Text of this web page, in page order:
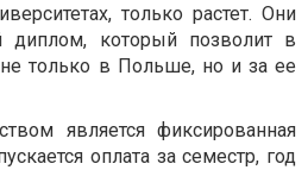
только растет. Они
диплом, который позволит в
только в Польше, но и за ее
является фиксированная
оплата за семестр, год